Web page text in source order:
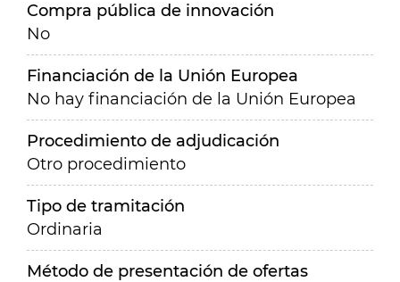
Compra pública de innovación
No
Financiación de la Unión Europea
No hay financiación de la Unión Europea
Procedimiento de adjudicación
Otro procedimiento
Tipo de tramitación
Ordinaria
Método de presentación de ofertas